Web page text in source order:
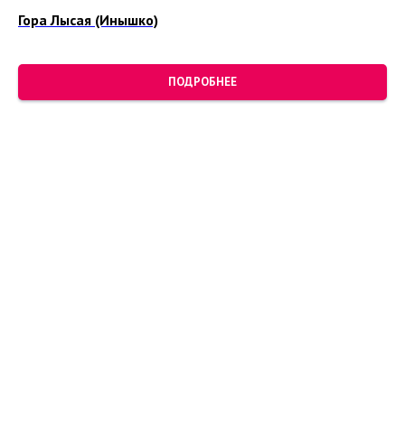
Гора Лысая (Инышко)
ПОДРОБНЕЕ